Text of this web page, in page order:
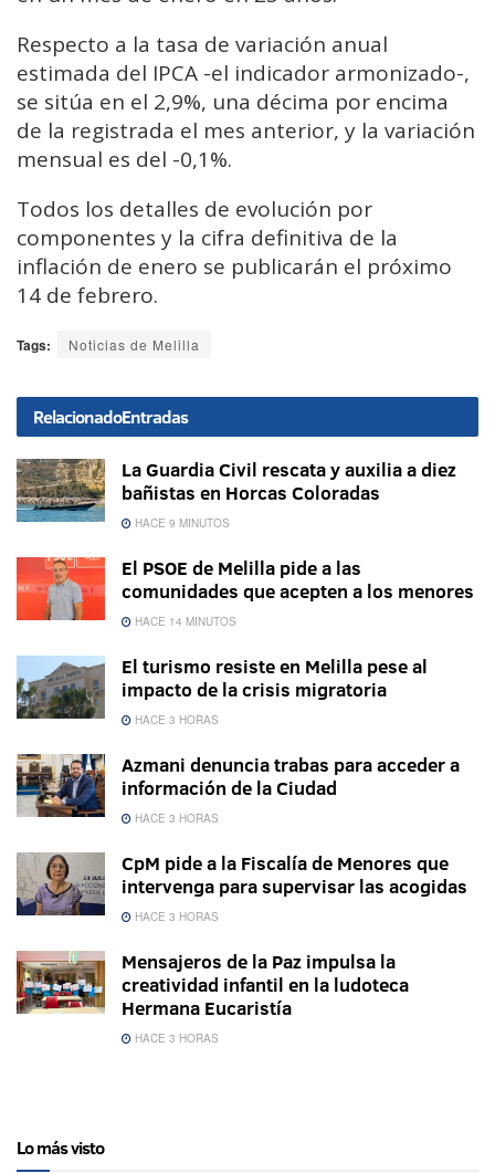
Respecto a la tasa de variación anual
estimada del IPCA -el indicador armonizado-,
se sitúa en el 2,9%, una décima por encima
de la registrada el mes anterior, y la variación
mensual es del -0,1%.
Todos los detalles de evolución por
componentes y la cifra definitiva de la
inflación de enero se publicarán el próximo
14 de febrero.
Tags: Noticias de Melilla
RelacionadoEntradas
La Guardia Civil rescata y auxilia a diez
bañistas en Horcas Coloradas
HACE 9 MINUTOS
El PSOE de Melilla pide a las
comunidades que acepten a los menores
HACE 14 MINUTOS
El turismo resiste en Melilla pese al
impacto de la crisis migratoria
HACE 3 HORAS
Azmani denuncia trabas para acceder a
información de la Ciudad
HACE 3 HORAS
CpM pide a la Fiscalía de Menores que
intervenga para supervisar las acogidas
HACE 3 HORAS
Mensajeros de la Paz impulsa la
creatividad infantil en la ludoteca
Hermana Eucaristía
HACE 3 HORAS
Lo más visto